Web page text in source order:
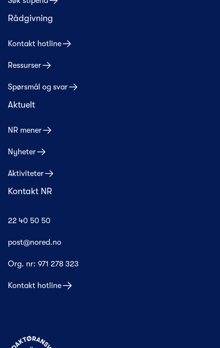
Rådgivning
Kontakt hotline
Ressurser
Spørsmål og svar
Aktuelt
NR mener
Nyheter
Aktiviteter
Kontakt NR
22 40 50 50
post@nored.no
Org. nr: 971 278 323
Kontakt hotline
Til forsiden